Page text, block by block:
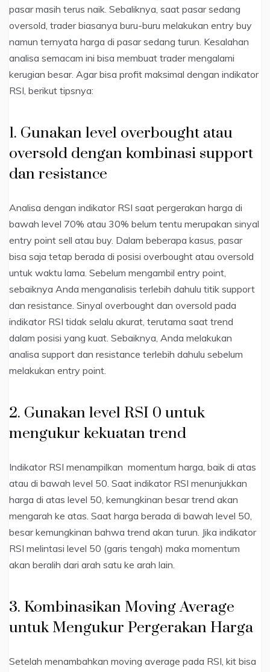
pasar masih terus naik. Sebaliknya, saat pasar sedang
oversold, trader biasanya buru-buru melakukan entry buy
namun ternyata harga di pasar sedang turun. Kesalahan
analisa semacam ini bisa membuat trader mengalami
kerugian besar. Agar bisa profit maksimal dengan indikator
RSI, berikut tipsnya:
1. Gunakan level overbought atau
oversold dengan kombinasi support
dan resistance
Analisa dengan indikator RSI saat pergerakan harga di
bawah level 70% atau 30% belum tentu merupakan sinyal
entry point sell atau buy. Dalam beberapa kasus, pasar
bisa saja tetap berada di posisi overbought atau oversold
untuk waktu lama. Sebelum mengambil entry point,
sebaiknya Anda menganalisis terlebih dahulu titik support
dan resistance. Sinyal overbought dan oversold pada
indikator RSI tidak selalu akurat, terutama saat trend
dalam posisi yang kuat. Sebaiknya, Anda melakukan
analisa support dan resistance terlebih dahulu sebelum
melakukan entry point.
2. Gunakan level RSI 0 untuk
mengukur kekuatan trend
Indikator RSI menampilkan momentum harga, baik di atas
atau di bawah level 50. Saat indikator RSI menunjukkan
harga di atas level 50, kemungkinan besar trend akan
mengarah ke atas. Saat harga berada di bawah level 50,
besar kemungkinan bahwa trend akan turun. Jika indikator
RSI melintasi level 50 (garis tengah) maka momentum
akan beralih dari arah satu ke arah lain.
3. Kombinasikan Moving Average
untuk Mengukur Pergerakan Harga
Setelah menambahkan moving average pada RSI, kit bisa